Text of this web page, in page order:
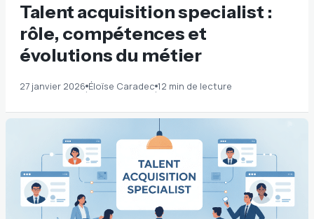
Talent acquisition specialist :
rôle, compétences et
évolutions du métier
27 janvier 2026·Éloïse Caradec·12 min de lecture